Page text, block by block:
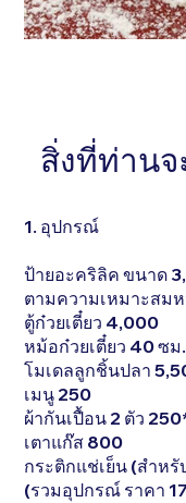
อธิบายสั้นๆ . . . . . . . . .
. . . . . . . . . . . . . . . . . .
สิ่งที่ท่านจ
1. อุปกรณ์
ป้ายอะคริลิค ขนาด
ตามความเหมาะสม
ตู้ก๋วยเตี๋ยว 4,000
หม้อก๋วยเตี๋ยว 40 ซ
โมเดลลูกชิ้นปลา
เมนู 250
ผ้ากันเปื้อน 2 ตัว
เตาแก๊ส 800
กระติกแช่เย็น (สำห
(รวมอุปกรณ์ ราคา